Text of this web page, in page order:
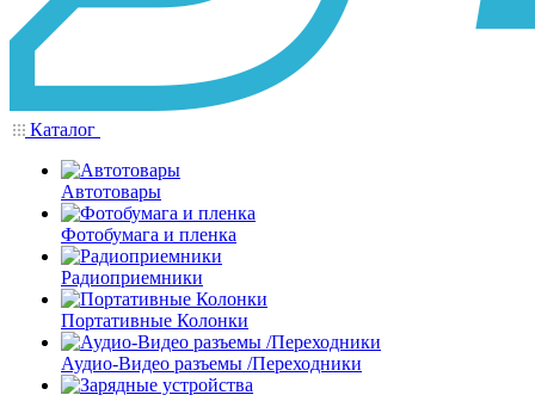
Каталог
Автотовары
Фотобумага и пленка
Радиоприемники
Портативные Колонки
Аудио-Видео разъемы /Переходники